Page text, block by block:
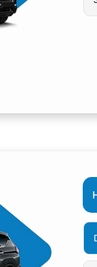
menghemat
Kuningan
yang dapat
tour, atau